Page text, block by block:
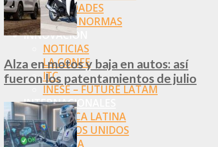
SOCIEDADES
OTRAS NORMAS
INNOVACIÓN
NOTICIAS
LA CONFE
ITC
INESE – FÜTURE LATAM
INTERNACIONALES
AMÉRICA LATINA
ESTADOS UNIDOS
EUROPA
Alza en motos y baja en autos: así
fueron los patentamientos de julio